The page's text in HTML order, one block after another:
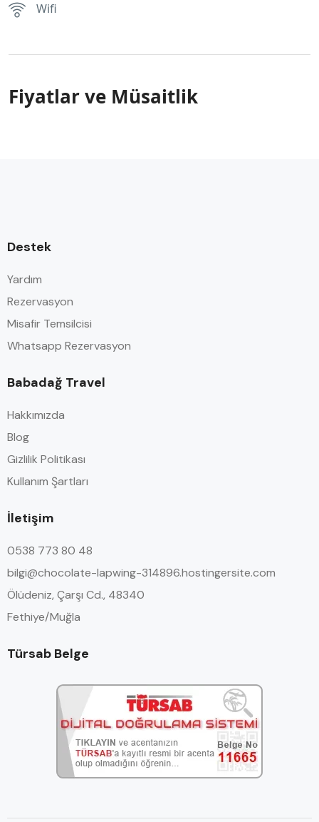
Wifi
Fiyatlar ve Müsaitlik
Destek
Yardım
Rezervasyon
Misafir Temsilcisi
Whatsapp Rezervasyon
Babadağ Travel
Hakkımızda
Blog
Gizlilik Politikası
Kullanım Şartları
İletişim
0538 773 80 48
bilgi@chocolate-lapwing-314896.hostingersite.com
Ölüdeniz, Çarşı Cd., 48340
Fethiye/Muğla
Türsab Belge